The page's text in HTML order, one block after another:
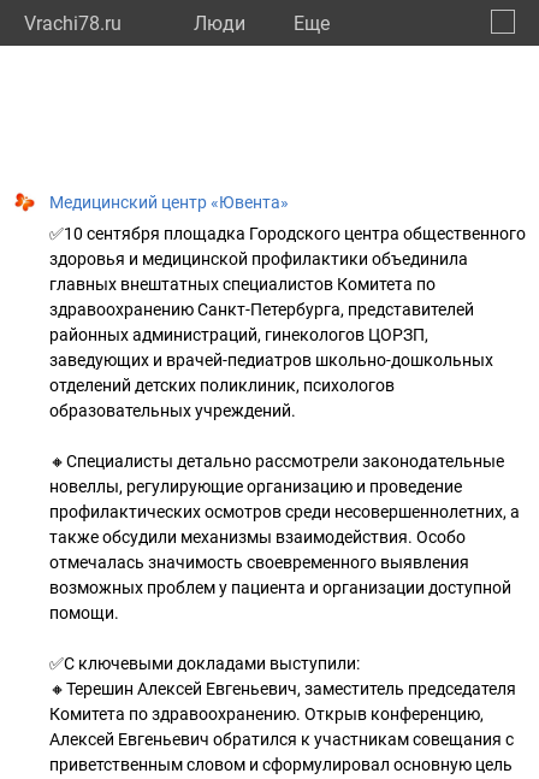
Vrachi78.ru Люди Eще
Медицинский центр «Ювента»
✅10 сентября площадка Городского центра общественного
здоровья и медицинской профилактики объединила
главных внештатных специалистов Комитета по
здравоохранению Санкт-Петербурга, представителей
районных администраций, гинекологов ЦОРЗП,
заведующих и врачей-педиатров школьно-дошкольных
отделений детских поликлиник, психологов
образовательных учреждений.
🔸Специалисты детально рассмотрели законодательные
новеллы, регулирующие организацию и проведение
профилактических осмотров среди несовершеннолетних, а
также обсудили механизмы взаимодействия. Особо
отмечалась значимость своевременного выявления
возможных проблем у пациента и организации доступной
помощи.
✅С ключевыми докладами выступили:
🔸Терешин Алексей Евгеньевич, заместитель председателя
Комитета по здравоохранению. Открыв конференцию,
Алексей Евгеньевич обратился к участникам совещания с
приветственным словом и сформулировал основную цель